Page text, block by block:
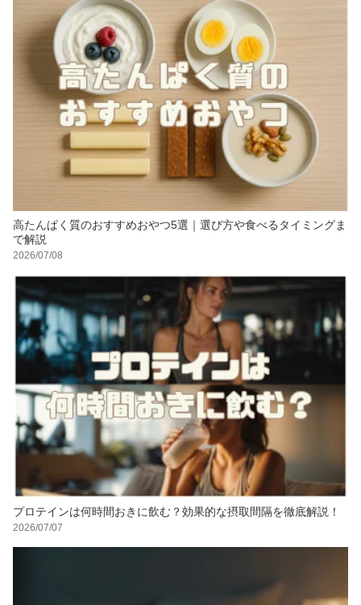
高たんぱく質のおすすめおやつ5選｜選び方や食べるタイミングま
で解説
2026/07/08
プロテインは何時間おきに飲む？効果的な摂取間隔を徹底解説！
2026/07/07